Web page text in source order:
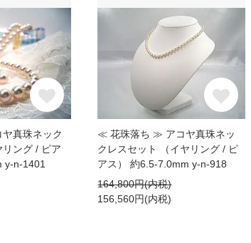
真珠ネック
ング / ピア
y-n-1401
≪ 花珠落ち ≫ アコヤ真珠ネッ
クレスセット （イヤリング / ピ
アス） 約6.5-7.0mm y-n-918
164,800円(内税)
156,560円(内税)